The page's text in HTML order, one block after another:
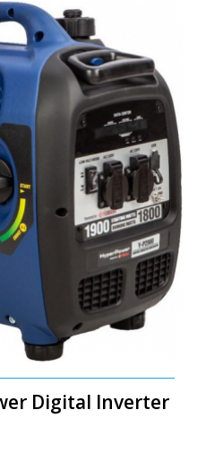
Digital Inverter